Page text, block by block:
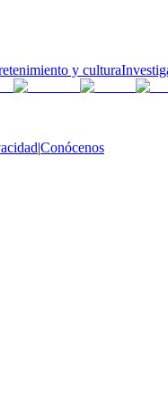
y cultura
|Conócenos